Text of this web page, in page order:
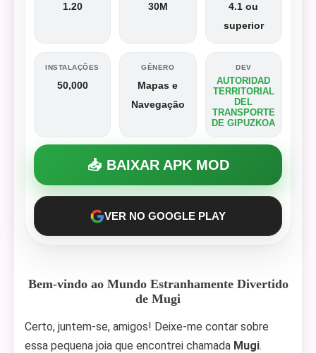
1.20 30M
4.1 ou
superior
INSTALAÇÕES
50,000
GÊNERO
Mapas e
Navegação
DEV
AUTORIDAD
TERRITORIAL
DEL
TRANSPORTE
DE GIPUZKOA
📥 BAIXAR APK MOD
VER NO GOOGLE PLAY
Bem-vindo ao Mundo Estranhamente Divertido
de Mugi
Certo, juntem-se, amigos! Deixe-me contar sobre
essa pequena joia que encontrei chamada Mugi.